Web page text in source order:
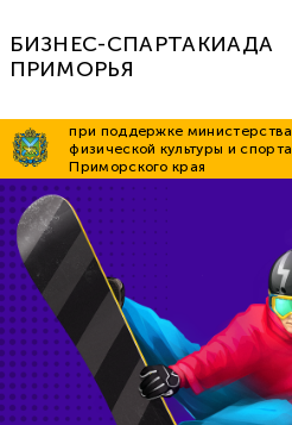
БИЗНЕС-СПАРТАКИАДА
ПРИМОРЬЯ
при поддержке министерства
физической культуры и спорта
Приморского края